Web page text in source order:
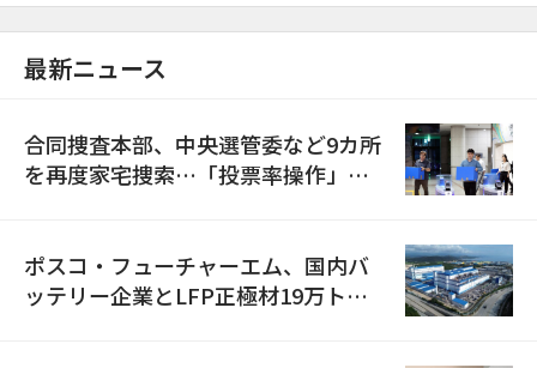
最新ニュース
合同捜査本部、中央選管委など9カ所
を再度家宅捜索…「投票率操作」の
ポスコ・フューチャーエム、国内バ
ッテリー企業とLFP正極材19万トン